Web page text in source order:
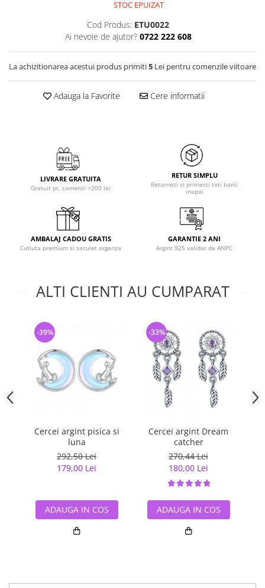
STOC EPUIZAT
Cod Produs: ETU0022
Ai nevoie de ajutor? 0722 222 608
La achizitionarea acestui produs primiti5 Lei pentru comenzile viitoare
Adauga la Favorite Cere informatii
LIVRARE GRATUITA
Gratuit pt. comenzi >200 lei
RETUR SIMPLU
Returnezi si primesti toti banii
inapoi
AMBALAJ CADOU GRATIS
Cutiuta premium si saculet organza
GARANTIE 2 ANI
Argint 925 validat de ANPC
ALTI CLIENTI AU CUMPARAT
Cercei argint pisica si
luna
292,50 Lei
179,00 Lei
-39%
ADAUGA IN COS
Cercei argint Dream
catcher
270,44 Lei
180,00 Lei
-33%
ADAUGA IN COS